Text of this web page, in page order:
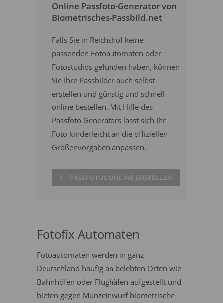
Online Passfoto-Generator von
Biometrisches-Passbild.net
Falls Sie in Reichshof keine
passenden Fotoautomaten oder
Fotostudios gefunden haben, können
Sie Ihre Passbilder auch selbst
erstellen und günstig und schnell
online bestellen. Mit Hilfe des
Passfoto Generators lässt sich Ihr
Foto kinderleicht an die offiziellen
Größenvorgaben anpassen.
PASSFOTOS ONLINE ERSTELLEN
Fotofix Automaten
Fotoautomaten werden in ganz
Deutschland häufig an belebten Orten wie
Bahnhöfen oder Flughäfen aufgestellt und
bieten gegen Münzeinwurf biometrische